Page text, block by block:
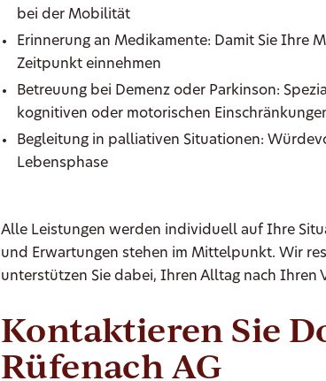
bei der Mobilität
Erinnerung an Medikamente: Damit Sie Ihre
Zeitpunkt einnehmen
Betreuung bei Demenz oder Parkinson:
kognitiven oder motorischen
Begleitung in palliativen Situationen:
Lebensphase
Alle Leistungen werden individuell auf Ihre
und Erwartungen stehen im Mittelpunkt. Wir
unterstützen Sie dabei, Ihren Alltag nach Ihren
Kontaktieren Sie
Rüfenach AG